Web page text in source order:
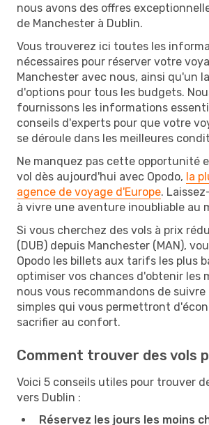
nous avons des offres
de Manchester à Dublin.
Vous trouverez ici toutes les
nécessaires pour réserver votre
Manchester avec nous, ainsi qu'un
d'options pour tous les budgets.
fournissons les informations
conseils d'experts pour que votre
se déroule dans les meilleures
Ne manquez pas cette opportunité
vol dès aujourd'hui avec Opodo, la
agence de voyage d'Europe.
à vivre une aventure inoubliable au
Si vous cherchez des vols à prix
(DUB) depuis Manchester (MAN),
Opodo les billets aux tarifs les plus
optimiser vos chances d'obtenir les
nous vous recommandons de
simples qui vous permettront
sacrifier au confort.
Comment trouver des vols
Voici 5 conseils utiles pour trouver
vers Dublin :
Réservez les jours les moins